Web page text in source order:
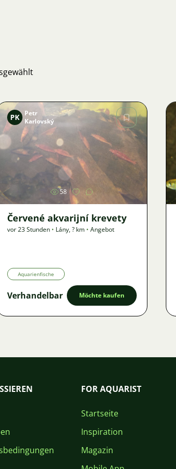
Bild
PK
Petr
Karlovský
58
Červené akvarijní krevety
vor 23 Stunden • Lány,? km • Angebot
Aquarienfische
Verhandelbar Möchte kaufen
FOR AQUARIST
Startseite
Inspiration
Magazin